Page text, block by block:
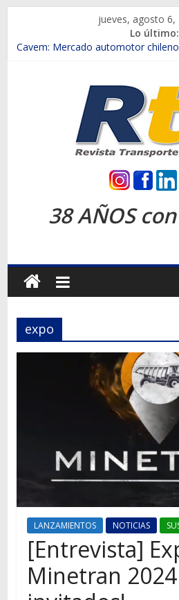
contenido
jueves, agosto 6,
Lo último:
Chile es el primer mercado
Salfa suma vehículos electrificados
Samex amplía su red con nuevas
SINOTRUK Pick-ups presentó la
la Expo Compras Públicas 2026
Revista
Terrestre
Autos,
camiones,
motos,
38 AÑOS
expo
LANZAMIENTOS NOTICIAS
[Entrevista]
Minetran